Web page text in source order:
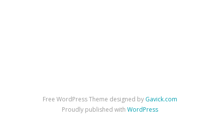
Free WordPress Theme designed by Gavick.com
Proudly published with WordPress